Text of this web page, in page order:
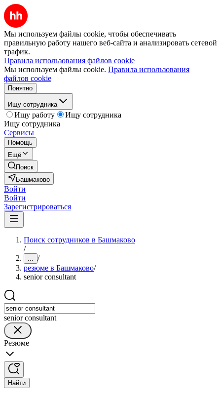
Мы используем файлы cookie, чтобы обеспечивать
правильную работу нашего веб-сайта и анализировать сетевой
трафик.
Правила использования файлов cookie
Мы используем файлы cookie. Правила использования
файлов cookie
Понятно
Ищу сотрудника
Ищу работу
Ищу сотрудника
Ищу сотрудника
Сервисы
Помощь
Ещё
Поиск
Башмаково
Войти
Войти
Зарегистрироваться
Поиск сотрудников в Башмаково
/
... /
резюме в Башмаково/
senior consultant
senior consultant
Резюме
Найти